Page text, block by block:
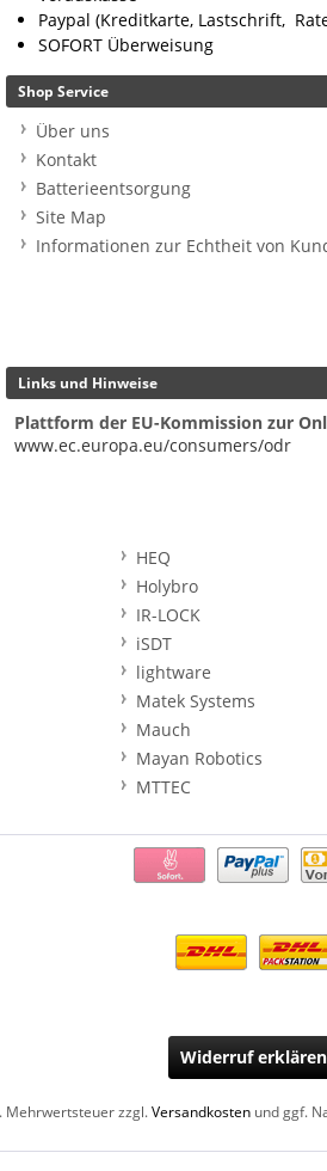
Paypal (Kreditkarte, Lastschrift,
SOFORT Überweisung
Shop Service
Über uns
Kontakt
Batterieentsorgung
Site Map
Informationen zur Echtheit von
Links und Hinweise
Plattform der EU-Kommission zur
www.ec.europa.eu/consumers/odr
HEQ
Holybro
IR-LOCK
iSDT
lightware
Matek Systems
Mauch
Mayan Robotics
MTTEC
Widerruf erklären
Mehrwertsteuer zzgl.Versandkostenund ggf.